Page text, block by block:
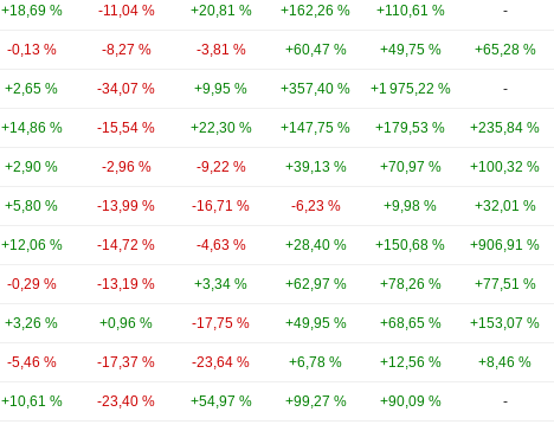
+18,69 % -11,04 % +20,81 % +162,26 % +110,61 % -
-0,13 % -8,27 % -3,81 % +60,47 % +49,75 % +65,28 %
+2,65 % -34,07 % +9,95 % +357,40 % +1 975,22 % -
+14,86 % -15,54 % +22,30 % +147,75 % +179,53 % +235,84 %
+2,90 % -2,96 % -9,22 % +39,13 % +70,97 % +100,32 %
+5,80 % -13,99 % -16,71 % -6,23 % +9,98 % +32,01 %
+12,06 % -14,72 % -4,63 % +28,40 % +150,68 % +906,91 %
-0,29 % -13,19 % +3,34 % +62,97 % +78,26 % +77,51 %
+3,26 % +0,96 % -17,75 % +49,95 % +68,65 % +153,07 %
-5,46 % -17,37 % -23,64 % +6,78 % +12,56 % +8,46 %
+10,61 % -23,40 % +54,97 % +99,27 % +90,09 % -